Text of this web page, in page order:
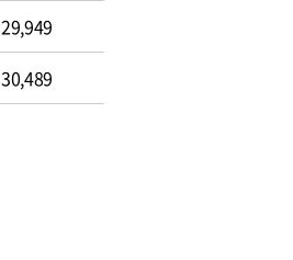
29,949
30,489